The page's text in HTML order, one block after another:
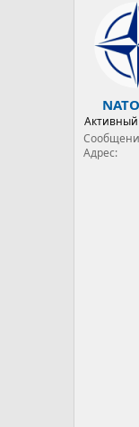
Активный
Адрес